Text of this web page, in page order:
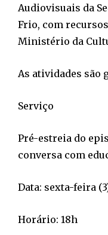
Audiovisuais da
Frio, com
Ministério da
As atividades são
Serviço
Pré-estreia do
conversa com
Data: sexta-feira
Horário: 18h